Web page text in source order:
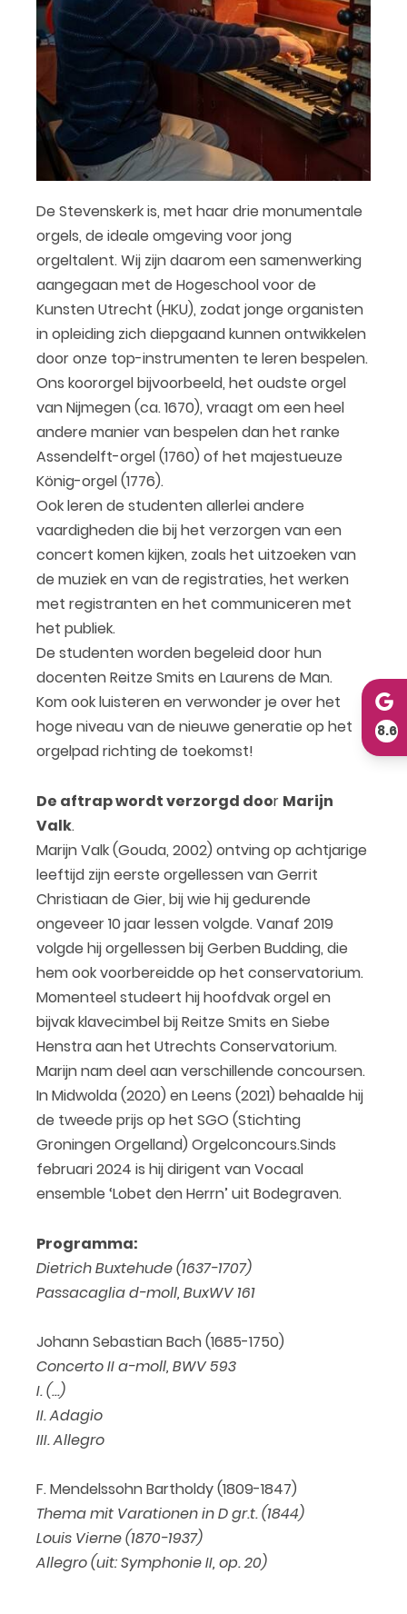
De Stevenskerk is, met haar drie monumentale
orgels, de ideale omgeving voor jong
orgeltalent. Wij zijn daarom een samenwerking
aangegaan met de Hogeschool voor de
Kunsten Utrecht (HKU), zodat jonge organisten
in opleiding zich diepgaand kunnen ontwikkelen
door onze top-instrumenten te leren bespelen.
Ons koororgel bijvoorbeeld, het oudste orgel
van Nijmegen (ca. 1670), vraagt om een heel
andere manier van bespelen dan het ranke
Assendelft-orgel (1760) of het majestueuze
König-orgel (1776).
Ook leren de studenten allerlei andere
vaardigheden die bij het verzorgen van een
concert komen kijken, zoals het uitzoeken van
de muziek en van de registraties, het werken
met registranten en het communiceren met
het publiek.
De studenten worden begeleid door hun
docenten Reitze Smits en Laurens de Man.
Kom ook luisteren en verwonder je over het
hoge niveau van de nieuwe generatie op het
orgelpad richting de toekomst!
De aftrap wordt verzorgd door Marijn
Valk.
Marijn Valk (Gouda, 2002) ontving op achtjarige
leeftijd zijn eerste orgellessen van Gerrit
Christiaan de Gier, bij wie hij gedurende
ongeveer 10 jaar lessen volgde. Vanaf 2019
volgde hij orgellessen bij Gerben Budding, die
hem ook voorbereidde op het conservatorium.
Momenteel studeert hij hoofdvak orgel en
bijvak klavecimbel bij Reitze Smits en Siebe
Henstra aan het Utrechts Conservatorium.
Marijn nam deel aan verschillende concoursen.
In Midwolda (2020) en Leens (2021) behaalde hij
de tweede prijs op het SGO (Stichting
Groningen Orgelland) Orgelconcours.Sinds
februari 2024 is hij dirigent van Vocaal
ensemble ‘Lobet den Herrn’ uit Bodegraven.
Programma:
Dietrich Buxtehude (1637-1707)
Passacaglia d-moll, BuxWV 161
Johann Sebastian Bach (1685-1750)
Concerto II a-moll, BWV 593
I. (...)
II. Adagio
III. Allegro
F. Mendelssohn Bartholdy (1809-1847)
Thema mit Varationen in D gr.t. (1844)
Louis Vierne (1870-1937)
Allegro (uit: Symphonie II, op. 20)
8.6